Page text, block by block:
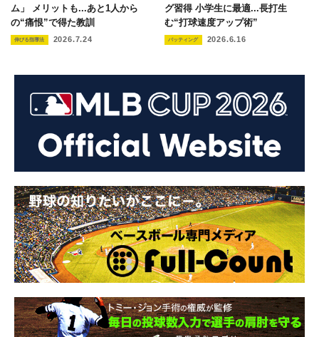
ム」 メリットも...あと1人から
の“痛恨”で得た教訓
伸びる指導法 2026.7.24
グ習得 小学生に最適...長打生
む“打球速度アップ術”
バッティング 2026.6.16